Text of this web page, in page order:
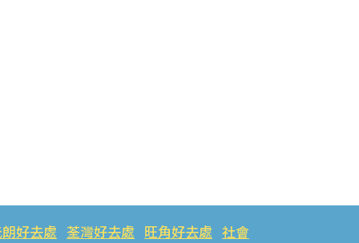
好去處 荃灣好去處 旺角好去處 社會